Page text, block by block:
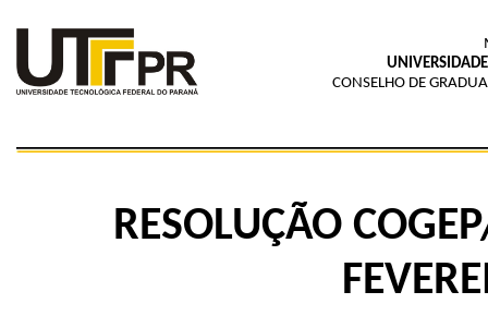
CONSELHO DE
RESOLUÇÃO